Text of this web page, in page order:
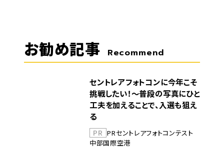
お勧め記事 Recommend
セントレアフォトコンに今年こそ
挑戦したい！～普段の写真にひと
工夫を加えることで、入選も狙え
る
PR PRセントレアフォトコンテスト
中部国際空港